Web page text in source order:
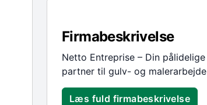
Firmabeskrivelse
Netto Entreprise – Din pålidelige
partner til gulv- og malerarbejde
Læs fuld firmabeskrivelse